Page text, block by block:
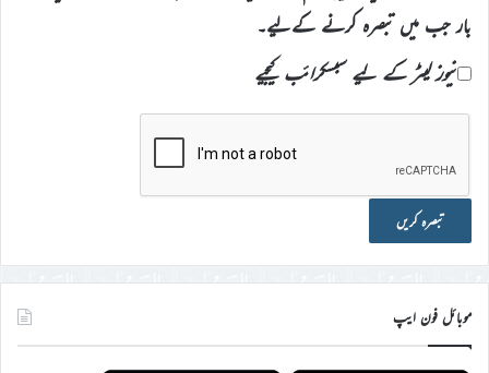
بار جب میں تبصرہ کرنے کےلیے۔
نیوز لیٹر کے لیے سبسکرائب کیجیے
موبائل فون ایپ